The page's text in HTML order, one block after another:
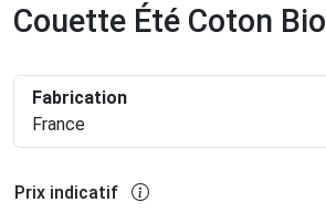
Couette Été Coton Bio
Fabrication
France
Prix indicatif